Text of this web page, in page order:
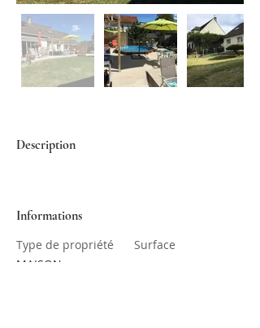
Description
Informations
Type de propriété
MAISON
Surface